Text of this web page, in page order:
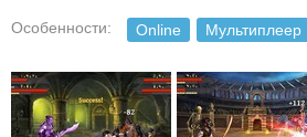
Особенности: Online Мультиплеер